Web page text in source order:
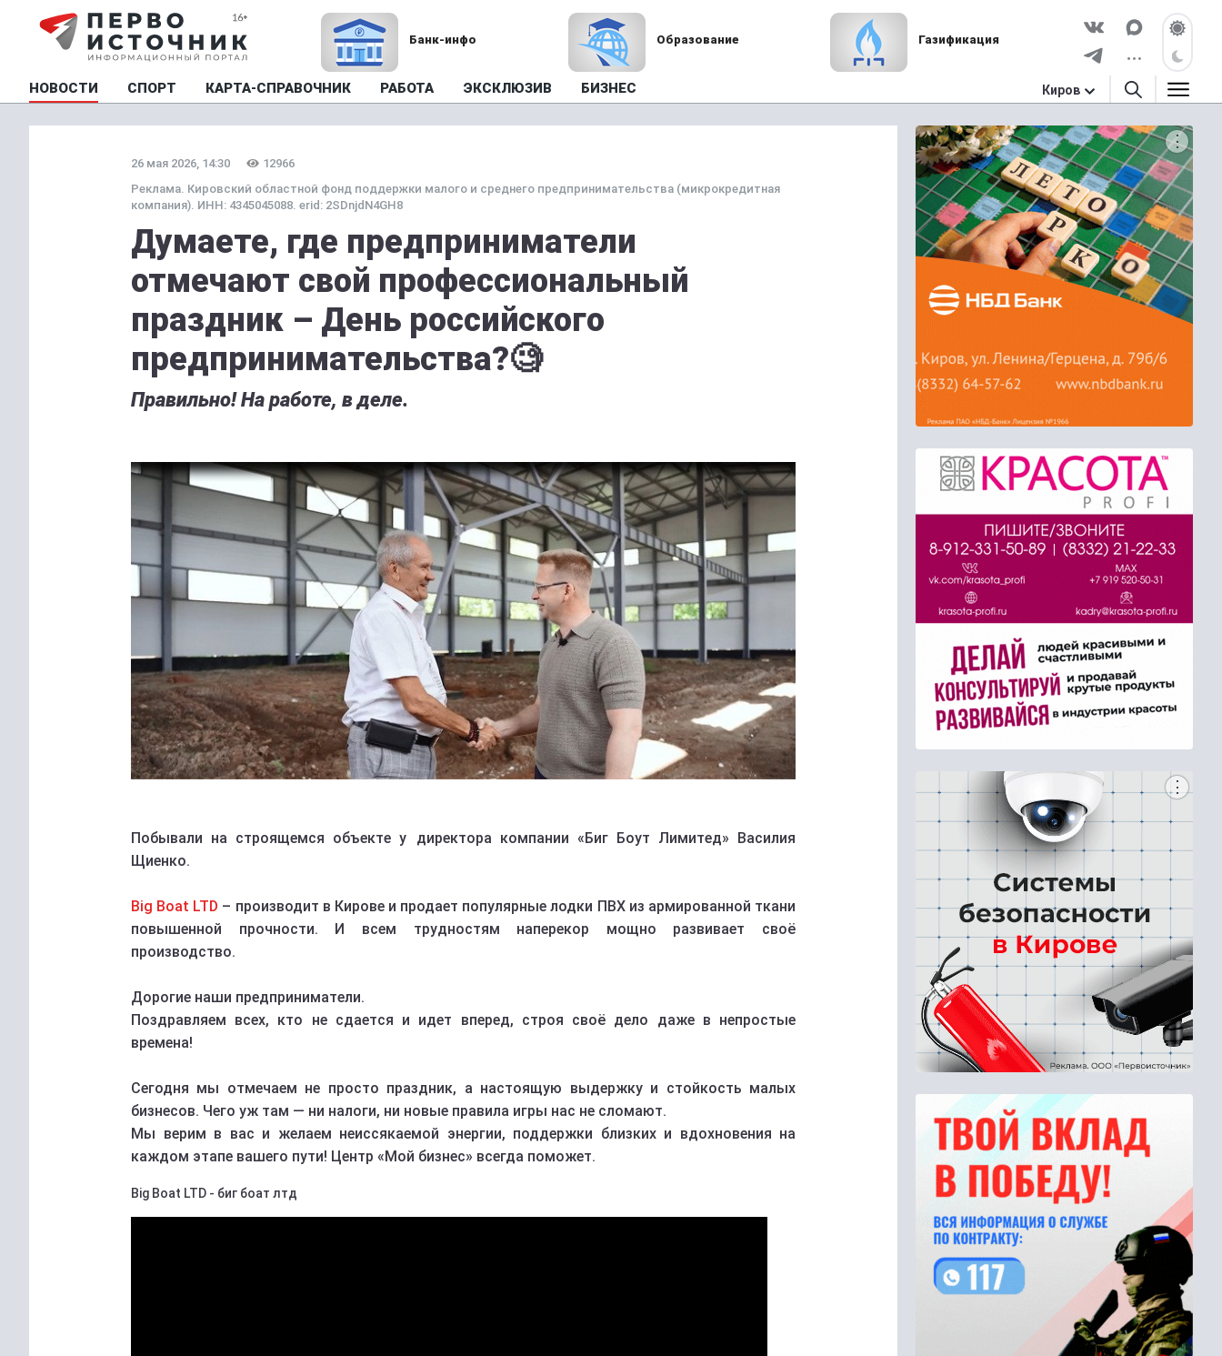
Банк-инфо Образование Газификация
НОВОСТИ СПОРТ КАРТА-СПРАВОЧНИК РАБОТА ЭКСКЛЮЗИВ БИЗНЕС Киров
26 мая 2026, 14:30
12966
Реклама. Кировский областной фонд поддержки малого и среднего предпринимательства (микрокредитная
компания). ИНН: 4345045088. erid: 2SDnjdN4GH8
Думаете, где предприниматели
отмечают свой профессиональный
праздник – День российского
предпринимательства?🧐
Правильно! На работе, в деле.
Побывали на строящемся объекте у
директора компании «Биг Боут Лимитед» Василия
Щиенко.
Big Boat LTD – производит в Кирове и продает популярные лодки ПВХ из армированной ткани
повышенной прочности. И всем трудностям наперекор мощно развивает своё
производство.
Дорогие наши предприниматели.
Поздравляем всех, кто не сдается и идет вперед, строя своё дело даже в непростые
времена!
Сегодня мы отмечаем не просто праздник, а настоящую выдержку и стойкость малых
бизнесов. Чего уж там — ни налоги, ни новые правила игры нас не сломают.
Мы верим в вас и желаем неиссякаемой энергии, поддержки близких и вдохновения на
каждом этапе вашего пути! Центр «Мой бизнес» всегда поможет.
Big Boat LTD - биг боат лтд